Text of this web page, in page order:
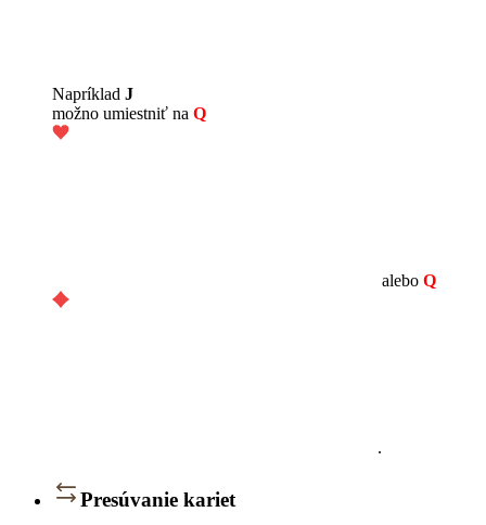
Napríklad J
možno umiestniť na Q
alebo Q
.
Presúvanie kariet